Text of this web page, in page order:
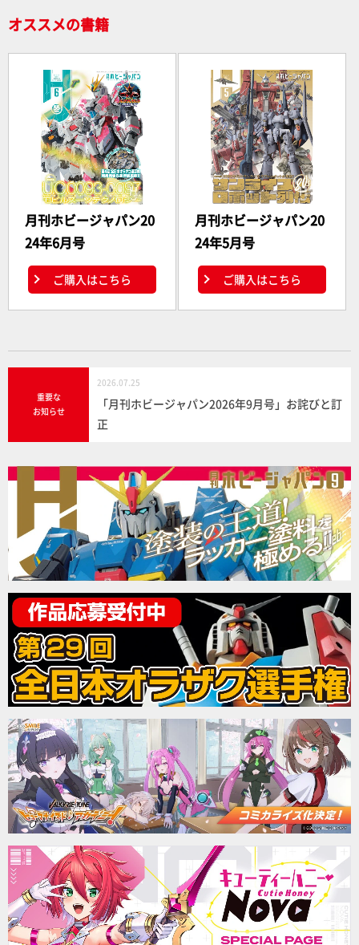
オススメの書籍
月刊ホビージャパン20
24年6月号
ご購入はこちら
月刊ホビージャパン20
24年5月号
ご購入はこちら
重要な
お知らせ
2026.07.25
「月刊ホビージャパン2026年9月号」お詫びと訂
正